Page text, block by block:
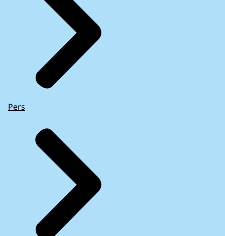
Pers